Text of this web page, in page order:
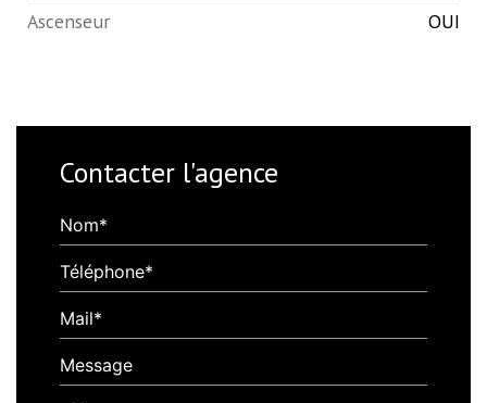
Ascenseur
OUI
Contacter l'agence
Nom*
Téléphone*
Mail*
Message